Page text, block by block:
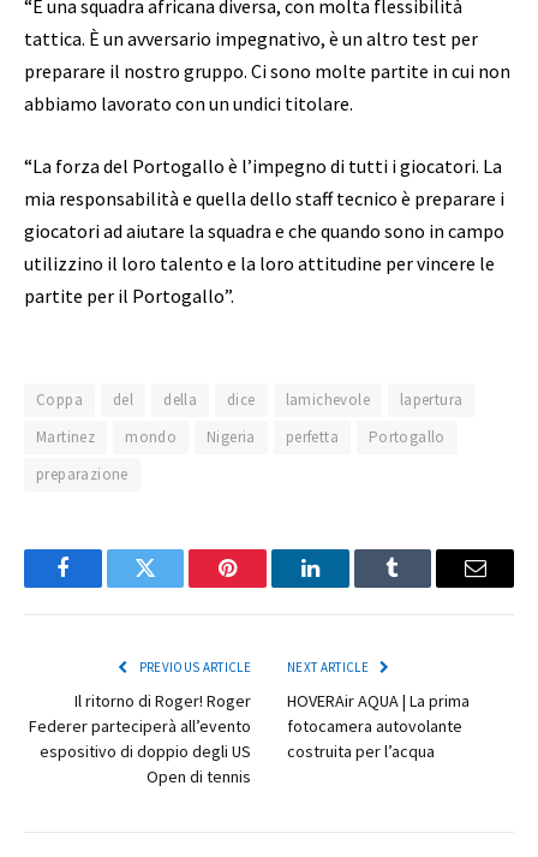
“È una squadra africana diversa, con molta flessibilità
tattica. È un avversario impegnativo, è un altro test per
preparare il nostro gruppo. Ci sono molte partite in cui non
abbiamo lavorato con un undici titolare.
“La forza del Portogallo è l’impegno di tutti i giocatori. La
mia responsabilità e quella dello staff tecnico è preparare i
giocatori ad aiutare la squadra e che quando sono in campo
utilizzino il loro talento e la loro attitudine per vincere le
partite per il Portogallo”.
Coppa del della dice lamichevole
lapertura
Martinez
mondo Nigeria perfetta
Portogallo
preparazione
FacebookTwitter Pinterest LinkedInTumblr Email
PREVIOUS ARTICLE
Il ritorno di Roger! Roger
Federer parteciperà all’evento
espositivo di doppio degli US
Open di tennis
NEXT ARTICLE
HOVERAir AQUA | La prima
fotocamera autovolante
costruita per l’acqua